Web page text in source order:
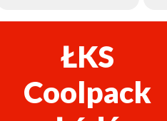
ŁKS
Coolpack